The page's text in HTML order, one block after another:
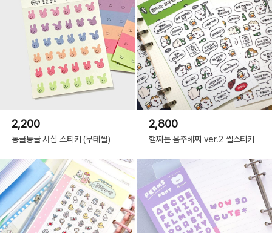
2,200
동글동글 사심 스티커 (무테씰)
2,800
햄찌는 음주해찌 ver.2 씰스티커